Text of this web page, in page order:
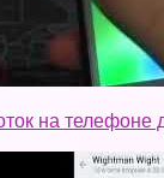
на телефоне